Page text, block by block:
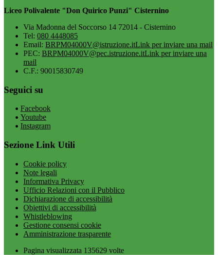
Liceo Polivalente "Don Quirico Punzi" Cisternino
Via Madonna del Soccorso 14 72014 - Cisternino
Tel: 080 4448085
Email: BRPM04000V@istruzione.itLink per inviare una mail
PEC: BRPM04000V@pec.istruzione.itLink per inviare una
mail
C.F.: 90015830749
Seguici su
Facebook
Youtube
Instagram
Sezione Link Utili
Cookie policy
Note legali
Informativa Privacy
Ufficio Relazioni con il Pubblico
Dichiarazione di accessibilità
Obiettivi di accessibilità
Whistleblowing
Gestione consensi cookie
Amministrazione trasparente
Pagina visualizzata 135629 volte